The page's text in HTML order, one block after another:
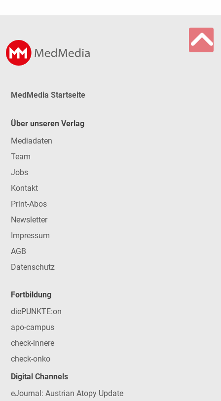
MedMedia Startseite
Über unseren Verlag
Mediadaten
Team
Jobs
Kontakt
Print-Abos
Newsletter
Impressum
AGB
Datenschutz
Fortbildung
diePUNKTE:on
apo-campus
check-innere
check-onko
Digital Channels
eJournal: Austrian Atopy Update